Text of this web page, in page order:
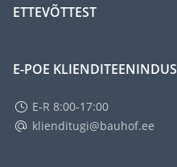
ETTEVÕTTEST
E-POE KLIENDITEENINDUS
E-R 8:00-17:00
klienditugi@bauhof.ee